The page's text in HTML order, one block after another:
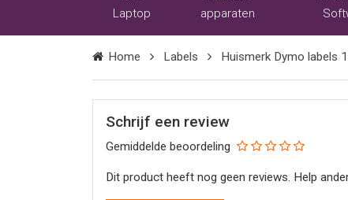
Laptop
apparaten
Home Labels Huismerk Dymo labels
Schrijf een review
Gemiddelde beoordeling
Dit product heeft nog geen reviews. Help